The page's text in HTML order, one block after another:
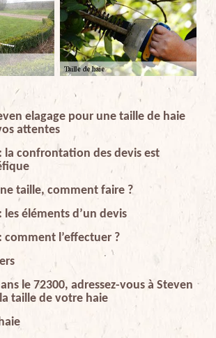
elagage pour une taille de haie
attentes
la confrontation des devis est
taille, comment faire ?
les éléments d’un devis
comment l’effectuer ?
le 72300, adressez-vous à Steven
taille de votre haie